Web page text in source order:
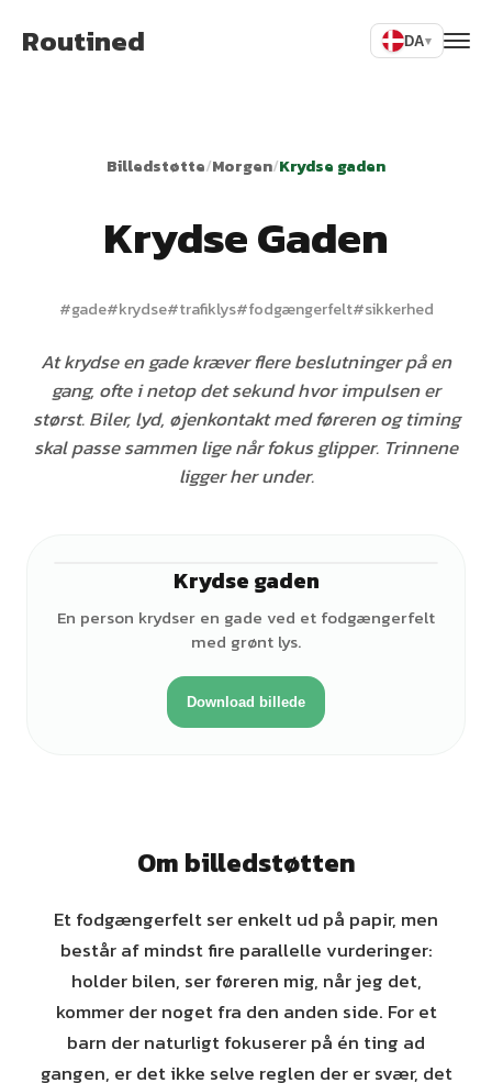
Routined DA▾
Billedstøtte/Morgen/Krydse gaden
Krydse Gaden
#gade#krydse#trafiklys#fodgængerfelt#sikkerhed
At krydse en gade kræver flere beslutninger på en
gang, ofte i netop det sekund hvor impulsen er
størst. Biler, lyd, øjenkontakt med føreren og timing
skal passe sammen lige når fokus glipper. Trinnene
ligger her under.
Krydse gaden
En person krydser en gade ved et fodgængerfelt
med grønt lys.
Download billede
Om billedstøtten
Et fodgængerfelt ser enkelt ud på papir, men
består af mindst fire parallelle vurderinger:
holder bilen, ser føreren mig, når jeg det,
kommer der noget fra den anden side. For et
barn der naturligt fokuserer på én ting ad
gangen, er det ikke selve reglen der er svær, det